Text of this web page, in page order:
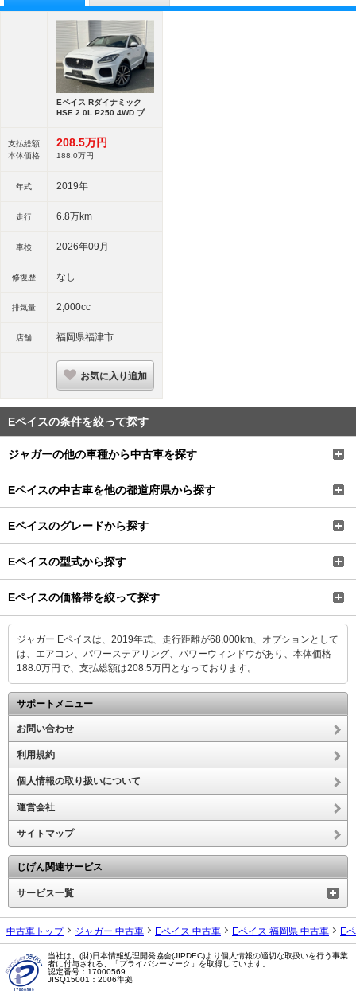
支払総額
本体価格
年式
走行
車検
修復歴
排気量
店舗
Eペイス Rダイナミック
HSE 2.0L P250 4WD ブラ
208.5万円
188. 0万円
2019年
6.8万km
2026年09月
なし
2,000cc
福岡県福津市
お気に入り追加
Eペイスの条件を絞って探す
ジャガーの他の車種から中古車を探す
Eペイスの中古車を他の都道府県から探す
Eペイスのグレードから探す
Eペイスの型式から探す
Eペイスの価格帯を絞って探す
ジャガー Eペイスは、2019年式、走行距離が68,000km、オプションとして
は、エアコン、パワーステアリング、パワーウィンドウがあり、本体価格
188.0万円で、支払総額は208.5万円となっております。
サポートメニュー
お問い合わせ
利用規約
個人情報の取り扱いについて
運営会社
サイトマップ
じげん関連サービス
サービス一覧
中古車トップ ジャガー 中古車 Eペイス 中古車 Eペイス 福岡県 中古車 E
当社は、(財)日本情報処理開発協会(JIPDEC)より個人情報の適切な取扱いを行う事業
者に付与される、「プライバシーマーク」を取得しています。
認定番号：17000569
JISQ15001：2006準拠